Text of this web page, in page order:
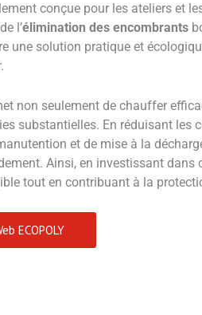
conçue pour les ateliers et
l’élimination des encombrants
une solution pratique et
non seulement de chauffer
substantielles. En réduisant
et de mise à la
Ainsi, en investissant dans
tout en contribuant à la
ECOPOLY